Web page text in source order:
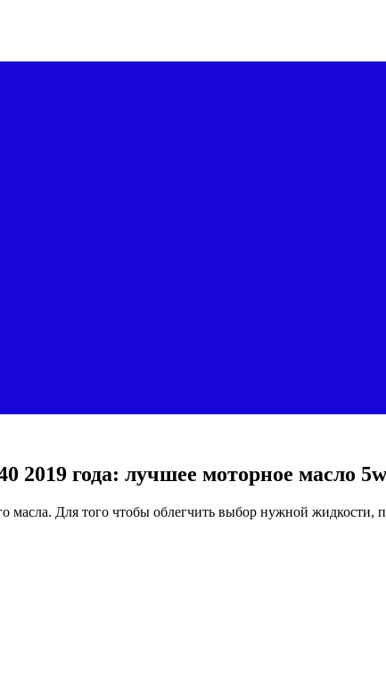
2019 года: лучшее моторное масло
Для того чтобы облегчить выбор нужной жидкости,